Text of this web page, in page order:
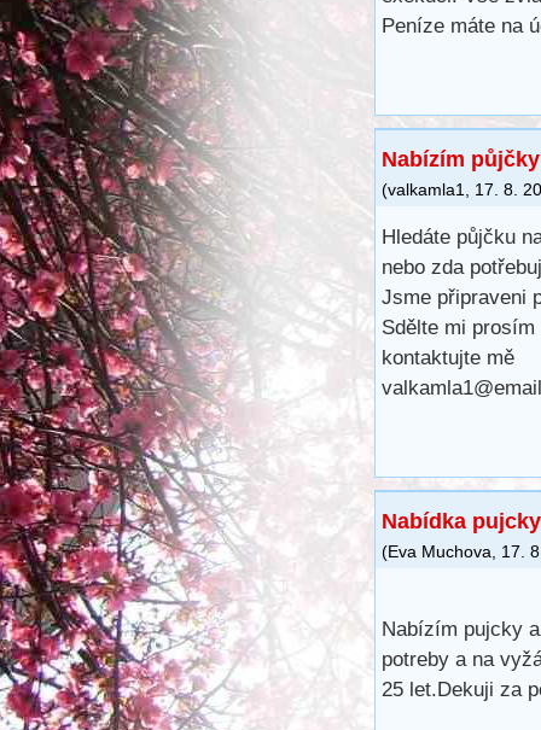
Peníze máte na
Nabízím
(valkamla1 17. 8.
Hledáte půjčku
nebo zda
Jsme připraveni
Sdělte mi
kontaktujte mě
Nabídka
(Eva Muchova, 17.
Nabízím pujcky
potreby a na
25 let.Dekuji za